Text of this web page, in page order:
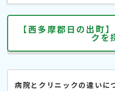
【西多摩郡日の出町
クを
病院とクリニックの違いに